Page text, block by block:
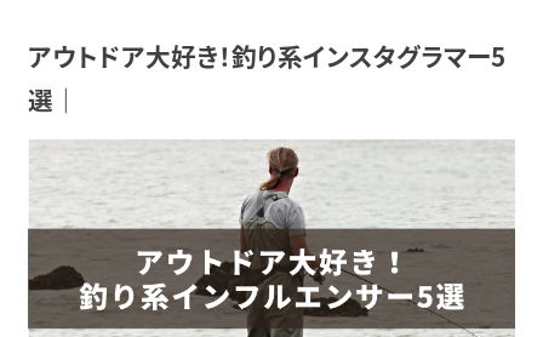
アウトドア大好き！釣り系インスタグラマー5
選｜